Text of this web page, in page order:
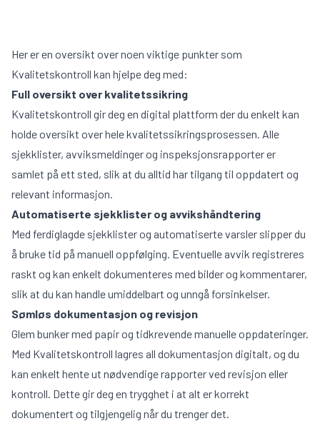
Her er en oversikt over noen viktige punkter som
Kvalitetskontroll kan hjelpe deg med:
Full oversikt over kvalitetssikring
Kvalitetskontroll gir deg en digital plattform der du enkelt kan
holde oversikt over hele kvalitetssikringsprosessen. Alle
sjekklister, avviksmeldinger og inspeksjonsrapporter er
samlet på ett sted, slik at du alltid har tilgang til oppdatert og
relevant informasjon.
Automatiserte sjekklister og avvikshåndtering
Med ferdiglagde sjekklister og automatiserte varsler slipper du
å bruke tid på manuell oppfølging. Eventuelle avvik registreres
raskt og kan enkelt dokumenteres med bilder og kommentarer,
slik at du kan handle umiddelbart og unngå forsinkelser.
Sømløs dokumentasjon og revisjon
Glem bunker med papir og tidkrevende manuelle oppdateringer.
Med Kvalitetskontroll lagres all dokumentasjon digitalt, og du
kan enkelt hente ut nødvendige rapporter ved revisjon eller
kontroll. Dette gir deg en trygghet i at alt er korrekt
dokumentert og tilgjengelig når du trenger det.